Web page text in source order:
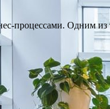
процессами. Одним